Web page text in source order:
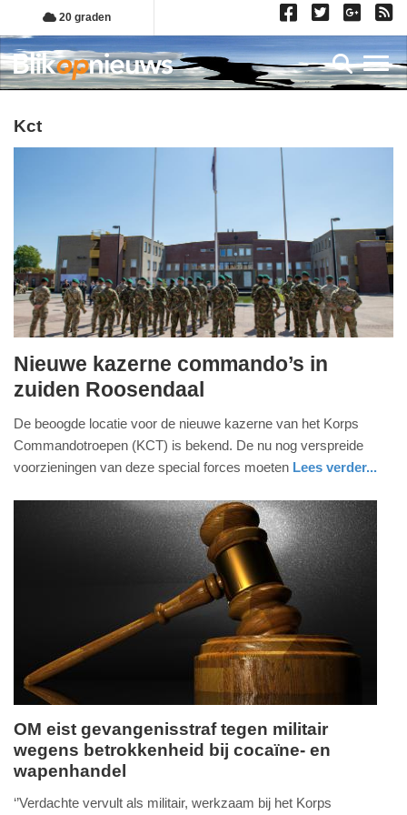
Overslaan
en
naar
de
gaan
20 graden
kct
donderdag,
april
2024
-
Nieuwe kazerne commando’s in
zuiden Roosendaal
De beoogde locatie voor de nieuwe kazerne van het Korps
Commandotroepen (KCT) is bekend. De nu nog verspreide
voorzieningen van deze special forces moeten Lees verder...
woensdag,
1.
OM eist gevangenisstraf tegen militair
wegens betrokkenheid bij cocaïne- en
wapenhandel
‘’Verdachte vervult als militair, werkzaam bij het Korps